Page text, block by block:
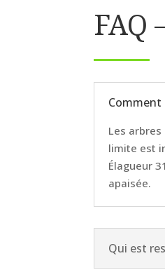
FAQ
Comment
Les
limite est
Élagueur
apaisée.
Qui est